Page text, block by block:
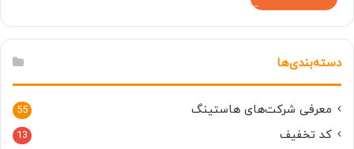
دسته‌بندی‌ها
معرفی شرکت‌های هاستینگ 55
کد تخفیف 13